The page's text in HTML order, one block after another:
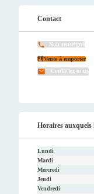
Contact
Non renseigné
Vente à emporter
Contactez-nous
Horaires auxquels
Lundi
Mardi
Mercredi
Jeudi
Vendredi